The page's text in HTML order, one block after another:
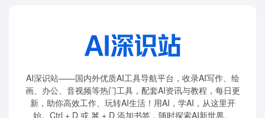
AI深识站——国内外优质AI工具导航平台，收录AI写作、绘
画、办公、音视频等热门工具，配套AI资讯与教程，每日更
新，助你高效工作、玩转AI生活！用AI，学AI，从这里开
始。Ctrl + D 或 ⌘ + D 添加书签，随时探索AI新世界。